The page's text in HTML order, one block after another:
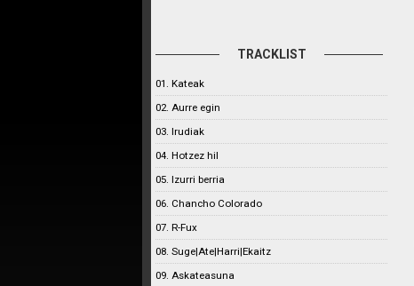
TRACKLIST
01. Kateak
02. Aurre egin
03. Irudiak
04. Hotzez hil
05. Izurri berria
06. Chancho Colorado
07. R-Fux
08. Suge|Ate|Harri|Ekaitz
09. Askateasuna